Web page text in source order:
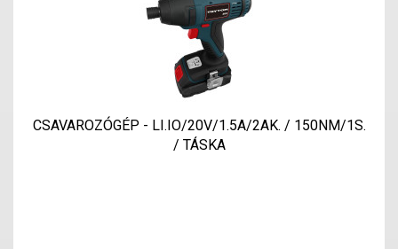
CSAVAROZÓGÉP - LI.IO/20V/1.5A/2AK. / 150NM/1S.
/ TÁSKA